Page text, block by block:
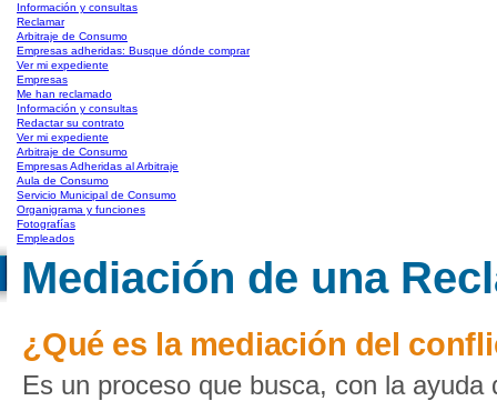
Información y consultas
Reclamar
Arbitraje de Consumo
Empresas adheridas: Busque dónde comprar
Ver mi expediente
Empresas
Me han reclamado
Información y consultas
Redactar su contrato
Ver mi expediente
Arbitraje de Consumo
Empresas Adheridas al Arbitraje
Aula de Consumo
Servicio Municipal de Consumo
Organigrama y funciones
Fotografías
Empleados
Mediación de una
¿Qué es la mediación del
Es un proceso que busca, con la